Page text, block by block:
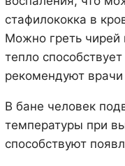
стафилококка в
Можно греть чирей
тепло
рекомендуют врачи
В бане человек
температуры при
способствуют